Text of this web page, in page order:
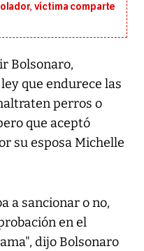
víctima comparte
Bolsonaro,
que endurece las
perros o
que aceptó
su esposa Michelle
a sancionar o no,
en el
dijo Bolsonaro